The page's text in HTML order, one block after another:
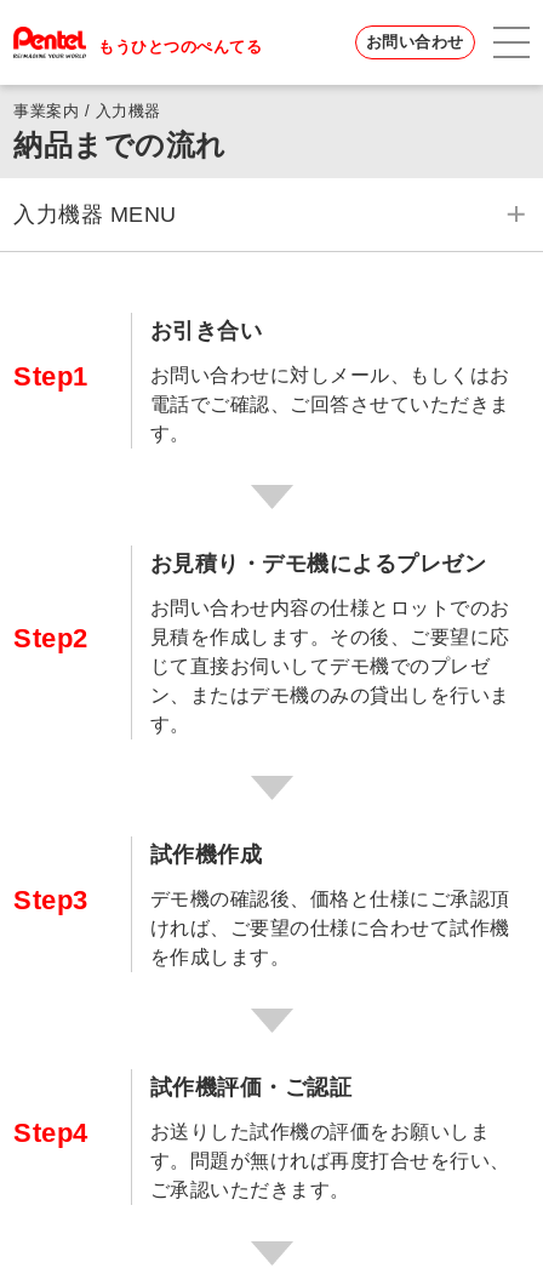
もうひとつのぺんてる お問い合わせ
事業案内 / 入力機器
納品までの流れ
入力機器 MENU
静電スイッチ
液晶ペンタブレット
納入までの流れ
Step1
お引き合い
お問い合わせに対しメール、もしくはお
電話でご確認、ご回答させていただきま
す。
Step2
お見積り・デモ機によるプレゼン
お問い合わせ内容の仕様とロットでのお
見積を作成します。その後、ご要望に応
じて直接お伺いしてデモ機でのプレゼ
ン、またはデモ機のみの貸出しを行いま
す。
Step3
試作機作成
デモ機の確認後、価格と仕様にご承認頂
ければ、ご要望の仕様に合わせて試作機
を作成します。
Step4
試作機評価・ご認証
お送りした試作機の評価をお願いしま
す。問題が無ければ再度打合せを行い、
ご承認いただきます。